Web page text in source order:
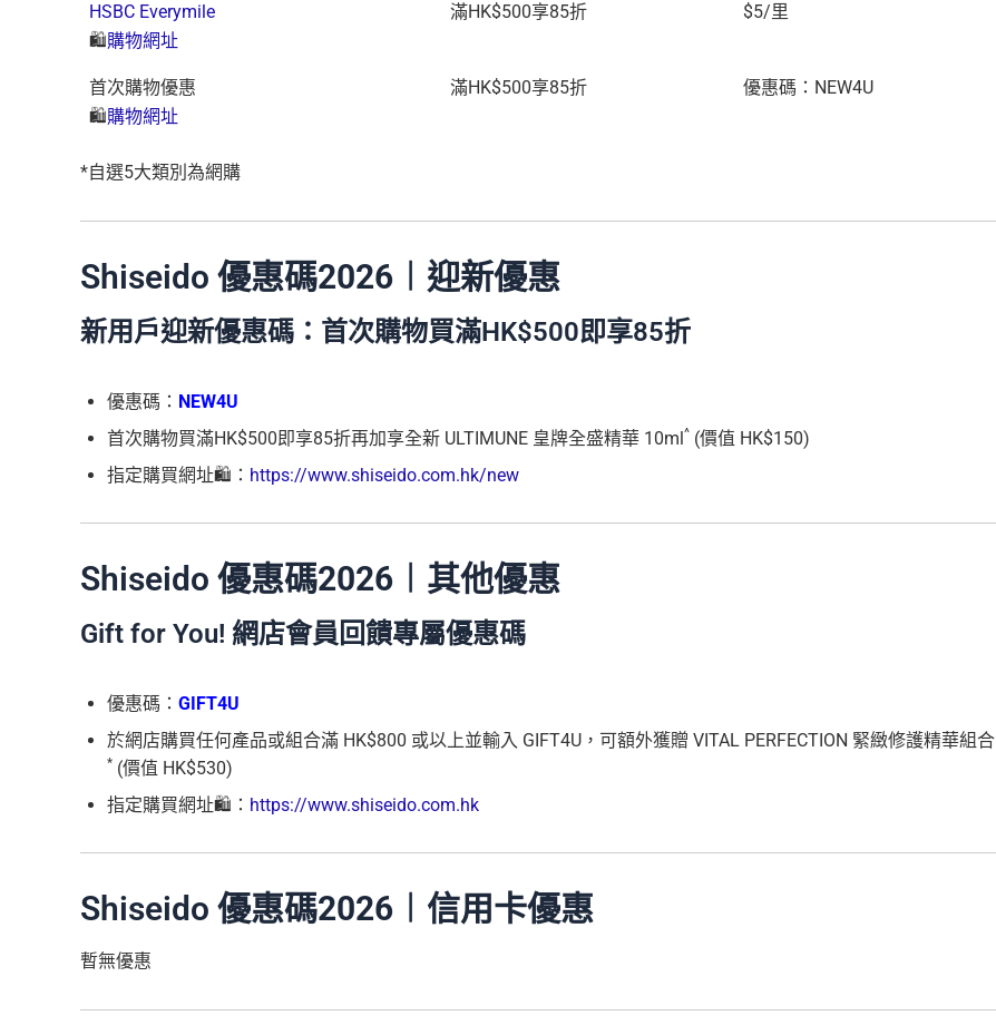
HSBC Everymile
🛍️購物網址
滿HK$500享85折 $5/里
首次購物優惠
🛍️購物網址
滿HK$500享85折 優惠碼：NEW4U
*自選5大類別為網購
Shiseido 優惠碼2026 ︱迎新優惠
新用戶迎新優惠碼：首次購物買滿HK$500即享85折
優惠碼： NEW4U
首次購物買滿HK$500即享85折再加享全新 ULTIMUNE 皇牌全盛精華 10ml ^ (價值 HK$150)
指定購買網址🛍️： https://www.shiseido.com.hk/new
Shiseido 優惠碼2026 ︱其他優惠
Gift for You! 網店會員回饋專屬優惠碼
優惠碼： GIFT4U
於網店購買任何產品或組合滿 HK$800 或以上並輸入 GIFT4U，可額外獲贈 VITAL PERFECTION 緊緻修護精華組合
* (價值 HK$530)
指定購買網址🛍️： https://www.shiseido.com.hk
Shiseido 優惠碼2026 ︱信用卡優惠
暫無優惠